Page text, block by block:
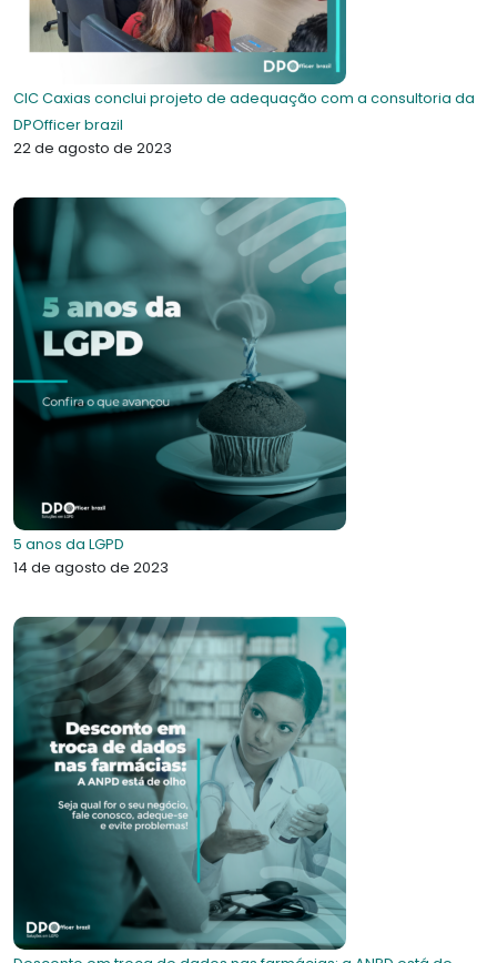
CIC Caxias conclui projeto de adequação com a consultoria da
DPOfficer brazil
22 de agosto de 2023
5 anos da LGPD
14 de agosto de 2023